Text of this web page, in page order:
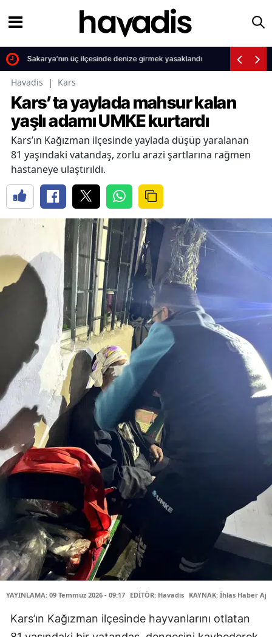
Sakarya'nın üç ilçesinde denize girmek yasaklandı
Havadis | Kars
Kars’ta yaylada mahsur kalan
yaşlı adamı UMKE kurtardı
Kars’ın Kağızman ilçesinde yaylada düşüp yaralanan
81 yaşındaki vatandaş, zorlu arazi şartlarına rağmen
hastaneye ulaştırıldı.
YAYINLAMA: 09 Temmuz 2026 - 09:17 EDİTÖR: Havadis KAYNAK: İhlas Haber
Kars’ın Kağızman ilçesinde hayvanlarını otlatan